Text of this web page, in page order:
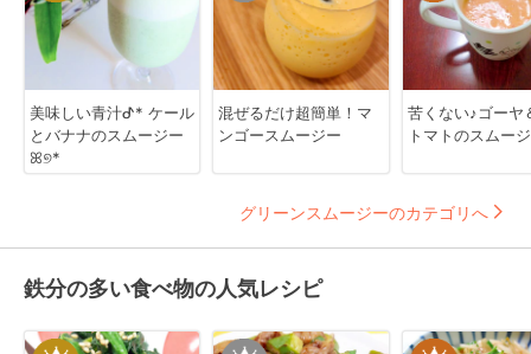
美味しい青汁ᕷ* ケール
とバナナのスムージー
ꕤ୭*
混ぜるだけ超簡単！マ
ンゴースムージー
苦くない♪ゴーヤ
トマトのスムー
グリーンスムージーのカテゴリへ
鉄分の多い食べ物の人気レシピ